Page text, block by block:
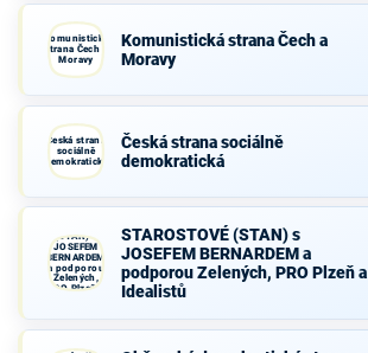
Komunistická
strana Čech a
Moravy
Komunistická strana Čech a
Moravy
Česká strana
sociálně
demokratická
Česká strana sociálně
demokratická
(STAN) s
JOSEFEM
BERNARDEM
a podporou
Zelených,
PRO Plzeň a
STAROSTOVÉ (STAN) s
JOSEFEM BERNARDEM a
podporou Zelených, PRO Plzeň a
Idealistů